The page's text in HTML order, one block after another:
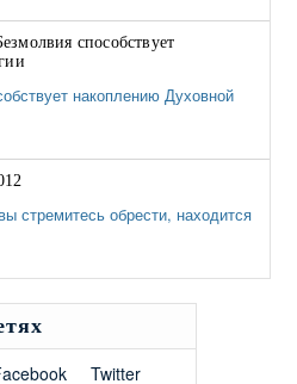
способствует
накоплению Духовной
стремитесь обрести, находится
Twitter